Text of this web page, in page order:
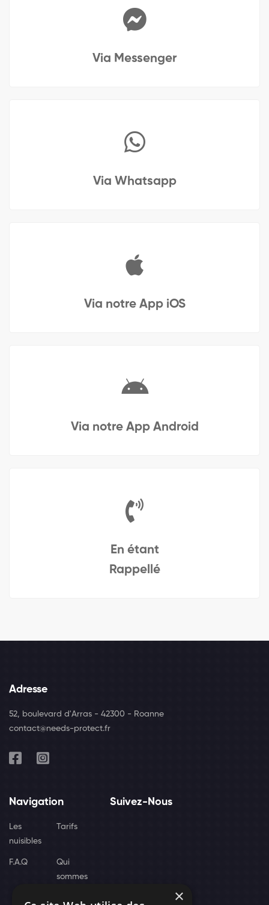
Via Messenger
Via Whatsapp
Via notre App iOS
Via notre App Android
En étant
Rappellé
Adresse
52, boulevard d'Arras - 42300 - Roanne
contact@needs-protect.fr
Navigation
Les
nuisibles
Tarifs
F.A.Q
Qui
sommes
Suivez-Nous
×